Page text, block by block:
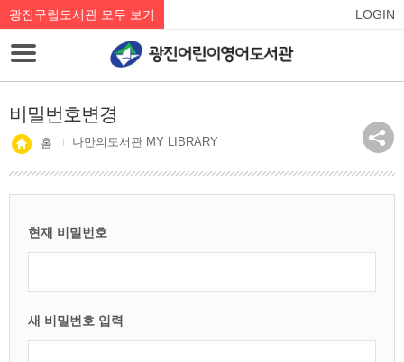
광진구립도서관 모두 보기 LOGIN
비밀번호변경
홈 나만의도서관 MY LIBRARY
현재 비밀번호
새 비밀번호 입력